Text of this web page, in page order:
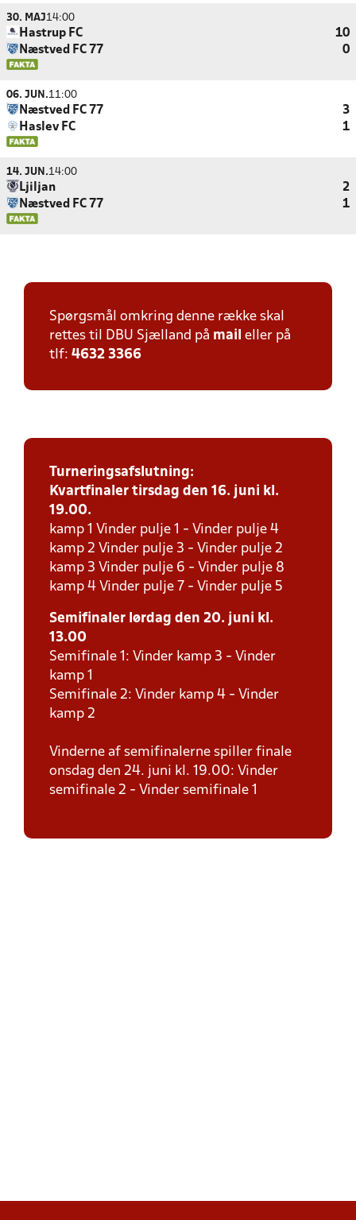
30. MAJ14:00
Hastrup FC
10
Næstved FC 77
0
06. JUN.11:00
Næstved FC 77
3
Haslev FC
1
14. JUN.14:00
Ljiljan
2
Næstved FC 77
1
Spørgsmål omkring denne række skal
rettes til DBU Sjælland på mail eller på
tlf: 4632 3366
Turneringsafslutning:
Kvartfinaler tirsdag den 16. juni kl.
19.00.
kamp 1 Vinder pulje 1 - Vinder pulje 4
kamp 2 Vinder pulje 3 - Vinder pulje 2
kamp 3 Vinder pulje 6 - Vinder pulje 8
kamp 4 Vinder pulje 7 - Vinder pulje 5
Semifinaler lørdag den 20. juni kl.
13.00
Semifinale 1: Vinder kamp 3 - Vinder
kamp 1
Semifinale 2: Vinder kamp 4 - Vinder
kamp 2
Vinderne af semifinalerne spiller finale
onsdag den 24. juni kl. 19.00: Vinder
semifinale 2 - Vinder semifinale 1